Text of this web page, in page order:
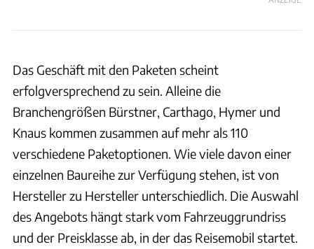
Das Geschäft mit den Paketen scheint
erfolgversprechend zu sein. Alleine die
Branchengrößen Bürstner, Carthago, Hymer und
Knaus kommen zusammen auf mehr als 110
verschiedene Paketoptionen. Wie viele davon einer
einzelnen Baureihe zur Verfügung stehen, ist von
Hersteller zu Hersteller unterschiedlich. Die Auswahl
des Angebots hängt stark vom Fahrzeuggrundriss
und der Preisklasse ab, in der das Reisemobil startet.